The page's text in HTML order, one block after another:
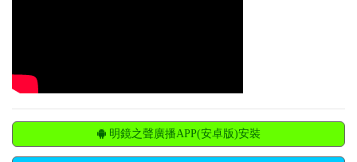
明鏡之聲廣播APP(安卓版)安裝